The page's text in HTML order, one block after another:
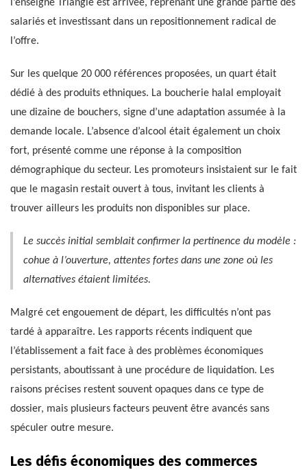
l’enseigne Triangle est arrivée, reprenant une grande partie des
salariés et investissant dans un repositionnement radical de
l’offre.
Sur les quelque 20 000 références proposées, un quart était
dédié à des produits ethniques. La boucherie halal employait
une dizaine de bouchers, signe d’une adaptation assumée à la
demande locale. L’absence d’alcool était également un choix
fort, présenté comme une réponse à la composition
démographique du secteur. Les promoteurs insistaient sur le fait
que le magasin restait ouvert à tous, invitant les clients à
trouver ailleurs les produits non disponibles sur place.
Le succès initial semblait confirmer la pertinence du modèle :
cohue à l’ouverture, attentes fortes dans une zone où les
alternatives étaient limitées.
Malgré cet engouement de départ, les difficultés n’ont pas
tardé à apparaître. Les rapports récents indiquent que
l’établissement a fait face à des problèmes économiques
persistants, aboutissant à une procédure de liquidation. Les
raisons précises restent souvent opaques dans ce type de
dossier, mais plusieurs facteurs peuvent être avancés sans
spéculer outre mesure.
Les défis économiques des commerces